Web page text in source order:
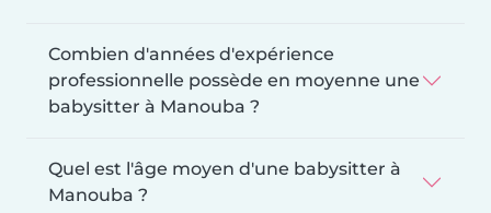
Combien d'années d'expérience
professionnelle possède en moyenne une
babysitter à Manouba ?
Quel est l'âge moyen d'une babysitter à
Manouba ?